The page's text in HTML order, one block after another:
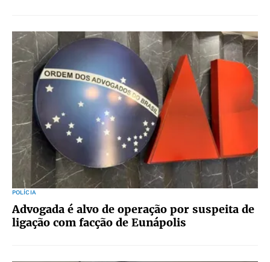
POLÍCIA
Advogada é alvo de operação por suspeita de
ligação com facção de Eunápolis